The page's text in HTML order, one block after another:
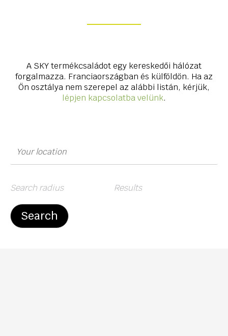
A SKY termékcsaládot egy kereskedői hálózat
forgalmazza. Franciaországban és külföldön. Ha az
Ön osztálya nem szerepel az alábbi listán, kérjük,
lépjen kapcsolatba velünk.
Search radius Results